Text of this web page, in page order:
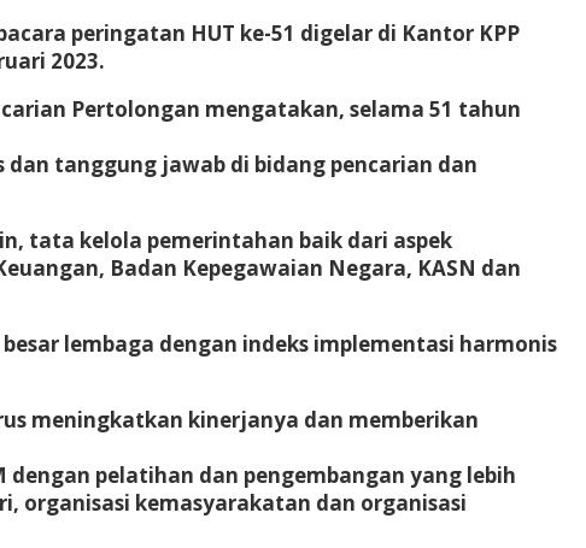
peringatan HUT ke-51 digelar di Kantor KPP
2023.
Pertolongan mengatakan, selama 51 tahun
tanggung jawab di bidang pencarian dan
tata kelola pemerintahan baik dari aspek
Badan Kepegawaian Negara, KASN dan
lembaga dengan indeks implementasi harmonis
meningkatkan kinerjanya dan memberikan
pelatihan dan pengembangan yang lebih
organisasi kemasyarakatan dan organisasi